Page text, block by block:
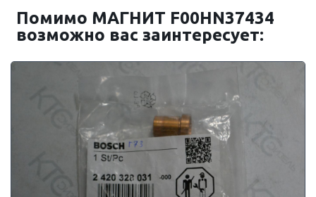
Помимо МАГНИТ F00HN37434
возможно вас заинтересует: